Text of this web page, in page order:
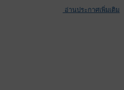
อ่านประกาศเพิ่มเติม